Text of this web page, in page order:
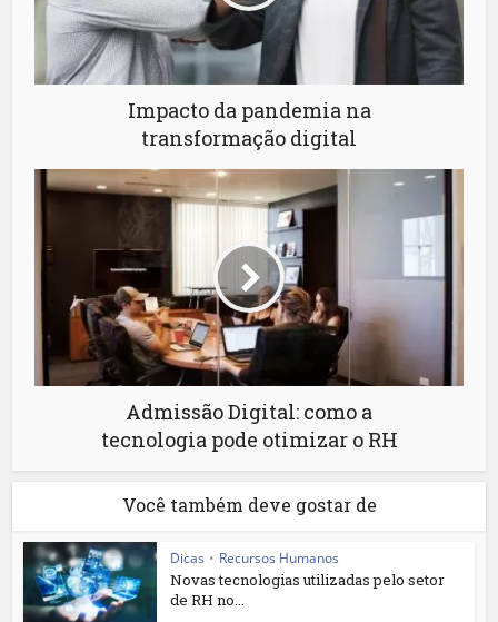
Impacto da pandemia na
transformação digital
Admissão Digital: como a
tecnologia pode otimizar o RH
Você também deve gostar de
Dicas • Recursos Humanos
Novas tecnologias utilizadas pelo setor
de RH no...